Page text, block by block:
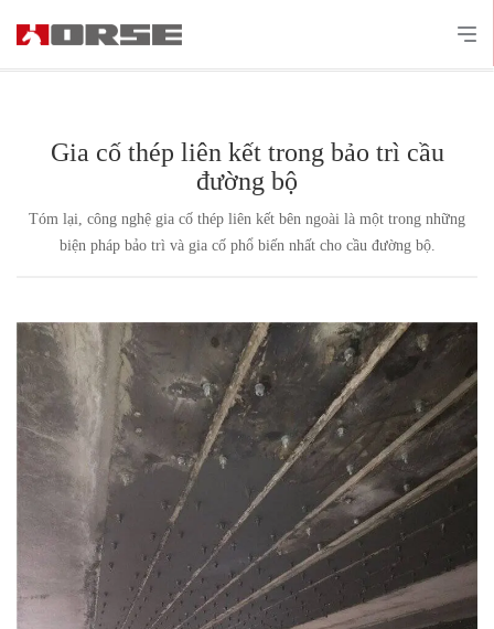
Gia cố thép liên kết trong bảo trì cầu
đường bộ
Tóm lại, công nghệ gia cố thép liên kết bên ngoài là một trong những
biện pháp bảo trì và gia cố phổ biến nhất cho cầu đường bộ.